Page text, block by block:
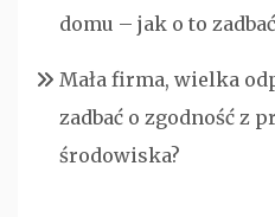
domu – jak o to
Mała firma, wielka
zadbać o zgodność z
środowiska?